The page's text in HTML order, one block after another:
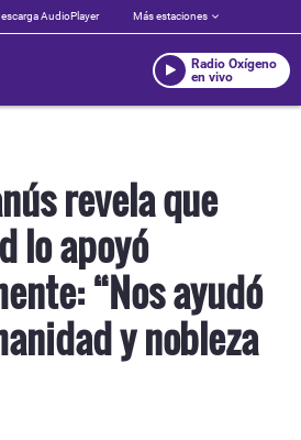
AudioPlayer Más estaciones
Radio Oxígeno
en vivo
revela que
lo apoyó
“Nos ayudó
y nobleza